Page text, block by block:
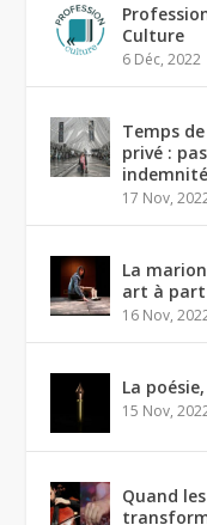
Culture
6 Déc, 2022
Temps
privé :
indemnité
17 Nov,
La
art à
16 Nov,
La
15 Nov,
Quand